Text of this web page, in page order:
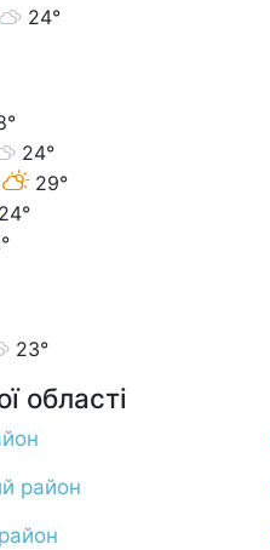
24°
24°
29°
24°
23°
області
район